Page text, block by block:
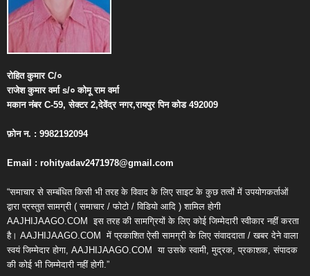
रोहित कुमारC/०
राजेश कुमार वर्माs/० कोमू राम वर्मा
मकान नंबरC-59,सेक्टर2,देवेंद्र नगर,रायपुर पिन कोड492009
फ़ोन न. : 9982192094
Email : rohityadav2471978@gmail.com
“समाचार से सम्बंधित किसी भी तरह के विवाद के लिए साइट के कुछ तत्वों में उपयोगकर्ताओं
द्वारा प्रस्तुत सामग्री ( समाचार / फोटो / विडियो आदि ) शामिल होगी
AAJHIJAAGO.COM इस तरह की सामग्रियों के लिए कोई जिम्मेदारी स्वीकार नहीं करता
है। AAJHIJAAGO.COM में प्रकाशित ऐसी सामग्री के लिए संवाददाता / खबर देने वाला
स्वयं जिम्मेदार होगा, AAJHIJAAGO.COM या उसके स्वामी, मुद्रक, प्रकाशक, संपादक
की कोई भी जिम्मेदारी नहीं होगी.”